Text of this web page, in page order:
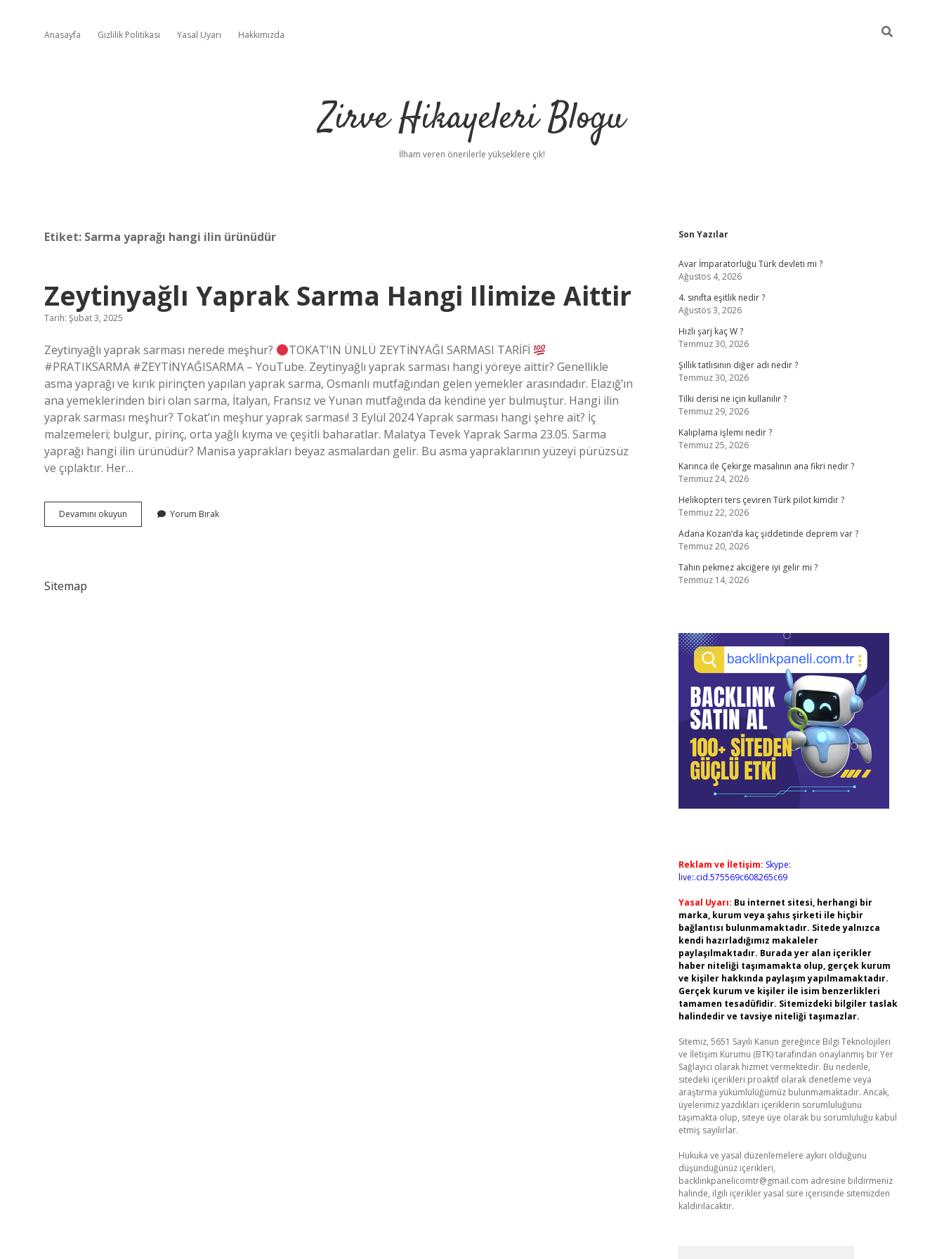
Anasayfa Gizlilik Politikası Yasal Uyarı Hakkımızda
Zirve Hikayeleri Blogu
İlham veren önerilerle yükseklere çık!
Etiket: Sarma yaprağı hangi ilin ürünüdür
Zeytinyağlı Yaprak Sarma Hangi Ilimize Aittir
Tarih: Şubat 3, 2025
Zeytinyağlı yaprak sarması nerede meşhur?
TOKAT’IN ÜNLÜ ZEYTİNYAĞI SARMASI TARİFİ
#PRATIKSARMA #ZEYTİNYAĞISARMA – YouTube. Zeytinyağlı yaprak sarması hangi yöreye aittir? Genellikle
asma yaprağı ve kırık pirinçten yapılan yaprak sarma, Osmanlı mutfağından gelen yemekler arasındadır. Elazığ’ın
ana yemeklerinden biri olan sarma, İtalyan, Fransız ve Yunan mutfağında da kendine yer bulmuştur. Hangi ilin
yaprak sarması meşhur? Tokat’ın meşhur yaprak sarması! 3 Eylül 2024 Yaprak sarması hangi şehre ait? İç
malzemeleri; bulgur, pirinç, orta yağlı kıyma ve çeşitli baharatlar. Malatya Tevek Yaprak Sarma 23.05. Sarma
yaprağı hangi ilin ürünüdür? Manisa yaprakları beyaz asmalardan gelir. Bu asma yapraklarının yüzeyi pürüzsüz
ve çıplaktır. Her…
Devamını okuyun Zeytinyağlı
Yaprak
Yorum Bırak
Sitemap
Sidebar
Son Yazılar
Avar İmparatorluğu Türk devleti mi ?
Ağustos 4, 2026
4. sınıfta eşitlik nedir ?
Ağustos 3, 2026
Hızlı şarj kaç W ?
Temmuz 30, 2026
Şıllık tatlısının diğer adı nedir ?
Temmuz 30, 2026
Tilki derisi ne için kullanılır ?
Temmuz 29, 2026
Kalıplama işlemi nedir ?
Temmuz 25, 2026
Karınca ile Çekirge masalının ana fikri nedir ?
Temmuz 24, 2026
Helikopteri ters çeviren Türk pilot kimdir ?
Temmuz 22, 2026
Adana Kozan’da kaç şiddetinde deprem var ?
Temmuz 20, 2026
Tahin pekmez akciğere iyi gelir mi ?
Temmuz 14, 2026
Reklam ve İletişim: Skype:
live:.cid.575569c608265c69
Yasal Uyarı: Bu internet sitesi, herhangi bir
marka, kurum veya şahıs şirketi ile hiçbir
bağlantısı bulunmamaktadır. Sitede yalnızca
kendi hazırladığımız makaleler
paylaşılmaktadır. Burada yer alan içerikler
haber niteliği taşımamakta olup, gerçek kurum
ve kişiler hakkında paylaşım yapılmamaktadır.
Gerçek kurum ve kişiler ile isim benzerlikleri
tamamen tesadüfidir. Sitemizdeki bilgiler taslak
halindedir ve tavsiye niteliği taşımazlar.
Sitemiz, 5651 Sayılı Kanun gereğince Bilgi Teknolojileri
ve İletişim Kurumu (BTK) tarafından onaylanmış bir Yer
Sağlayıcı olarak hizmet vermektedir. Bu nedenle,
sitedeki içerikleri proaktif olarak denetleme veya
araştırma yükümlülüğümüz bulunmamaktadır. Ancak,
üyelerimiz yazdıkları içeriklerin sorumluluğunu
taşımakta olup, siteye üye olarak bu sorumluluğu kabul
etmiş sayılırlar.
Hukuka ve yasal düzenlemelere aykırı olduğunu
düşündüğünüz içerikleri,
backlinkpanelicomtr@gmail.com adresine bildirmeniz
halinde, ilgili içerikler yasal süre içerisinde sitemizden
kaldırılacaktır.